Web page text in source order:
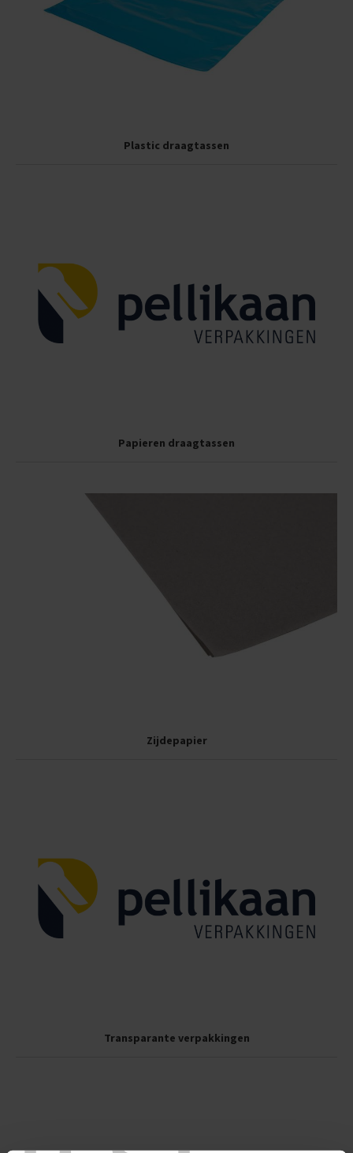
Plastic draagtassen
Papieren draagtassen
Zijdepapier
Transparante verpakkingen